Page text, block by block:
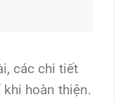
các chi tiết
hoàn thiện.